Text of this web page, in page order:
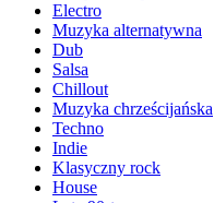
Electro
Muzyka alternatywna
Dub
Salsa
Chillout
Muzyka chrześcijańska
Techno
Indie
Klasyczny rock
House